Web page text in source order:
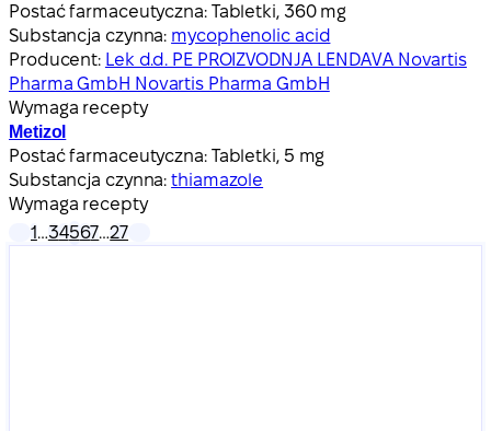
Postać farmaceutyczna: Tabletki, 360 mg
Substancja czynna: mycophenolic acid
Producent: Lek d.d. PE PROIZVODNJA LENDAVA Novartis
Pharma GmbH Novartis Pharma GmbH
Wymaga recepty
Metizol
Postać farmaceutyczna: Tabletki, 5 mg
Substancja czynna:thiamazole
Wymaga recepty
1…34567…27